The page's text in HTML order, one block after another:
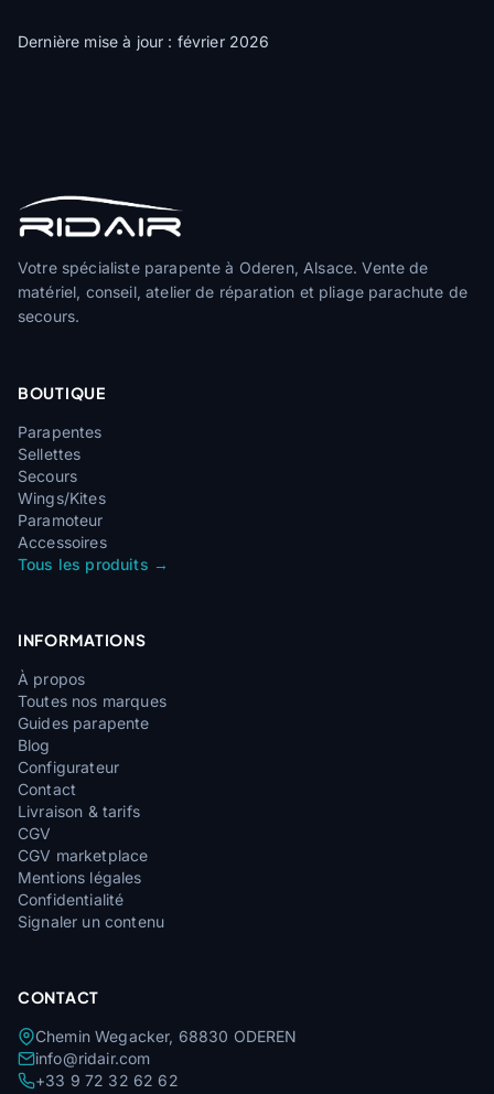
Dernière mise à jour : février 2026
Votre spécialiste parapente à Oderen, Alsace. Vente de
matériel, conseil, atelier de réparation et pliage parachute de
secours.
BOUTIQUE
Parapentes
Sellettes
Secours
Wings/Kites
Paramoteur
Accessoires
Tous les produits →
INFORMATIONS
À propos
Toutes nos marques
Guides parapente
Blog
Configurateur
Contact
Livraison & tarifs
CGV
CGV marketplace
Mentions légales
Confidentialité
Signaler un contenu
CONTACT
Chemin Wegacker, 68830 ODEREN
info@ridair.com
+33 9 72 32 62 62